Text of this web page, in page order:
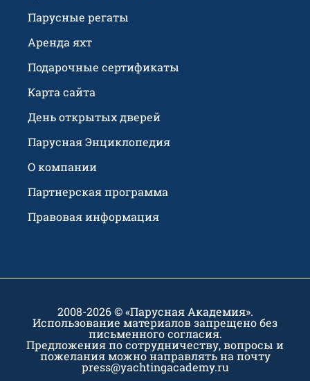
Парусные регаты
Аренда яхт
Подарочные сертификаты
Карта сайта
День открытых дверей
Парусная Энциклопедия
О компании
Партнерская программа
Правовая информация
2008-2026 © «Парусная Академия».
Использование материалов запрещено без
письменного согласия.
Предложения по сотрудничеству, вопросы и
пожелания можно направлять на почту
press@yachtingacademy.ru